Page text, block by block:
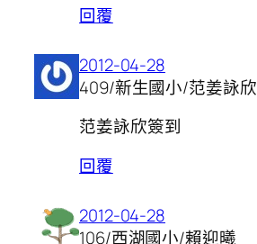
回覆
2012-04-28
409/新生國小/范姜詠欣
范姜詠欣簽到
回覆
2012-04-28
106/西湖國小/賴迎曦